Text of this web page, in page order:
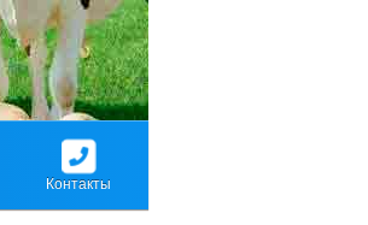
Контакты